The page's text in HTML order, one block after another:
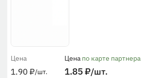
Цена
1.90₽/шт.
Цена по карте партнера
1.85₽/шт.